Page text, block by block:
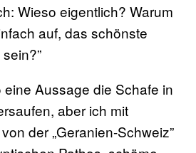
Wieso eigentlich? Warum
auf, das schönste
eine Aussage die Schafe in
aber ich mit
der „Geranien-Schweiz”